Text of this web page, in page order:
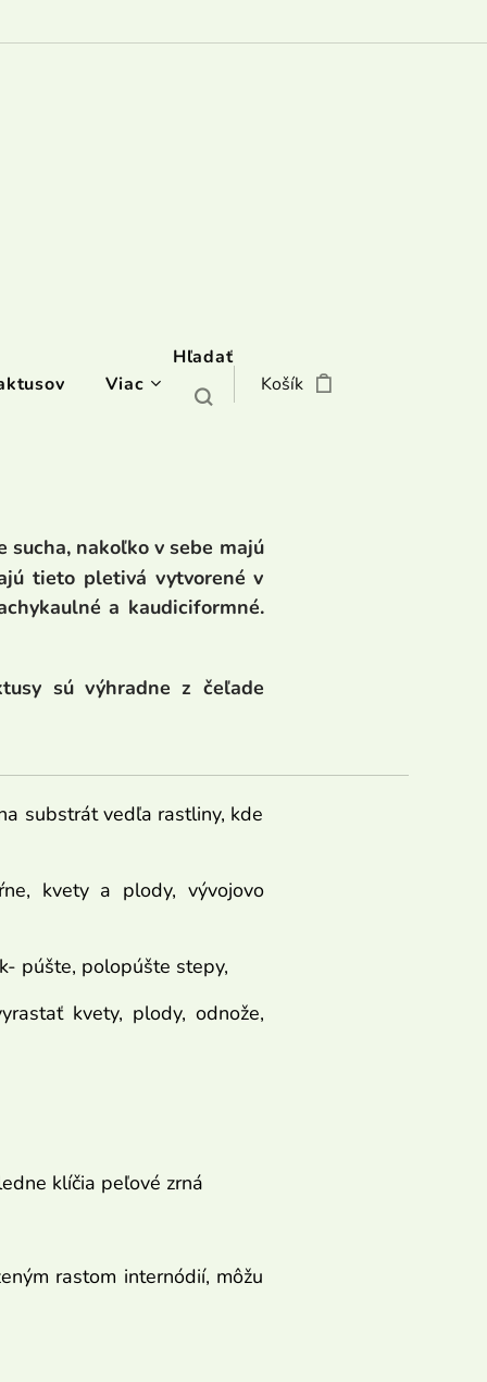
Viac
Hľadať
Košík
nakoľko v sebe majú
tieto pletivá vytvorené v
a kaudiciformné.
sú výhradne z čeľade
substrát vedľa rastliny, kde
kvety a plody, vývojovo
púšte, polopúšte stepy,
kvety, plody, odnože,
klíčia peľové zrná
rastom internódií, môžu